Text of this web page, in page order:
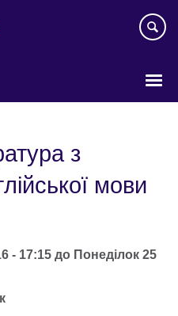
з
мови
- 17:15 до Понеділок 25